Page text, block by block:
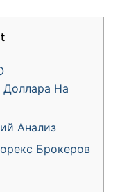
Доллара На
Анализ
Брокеров